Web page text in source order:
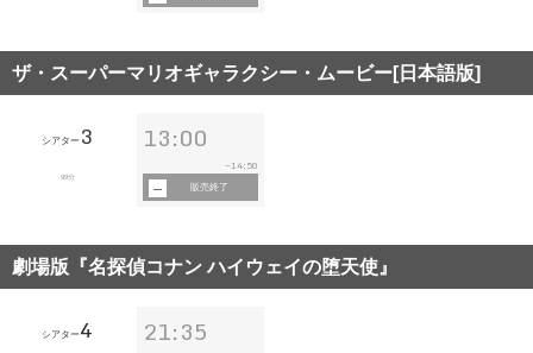
ザ・スーパーマリオギャラクシー・ムービー[日本語版]
シアター 3
99分
13:00
~14:50
販売終了
劇場版『名探偵コナン ハイウェイの堕天使』
シアター4 21:35